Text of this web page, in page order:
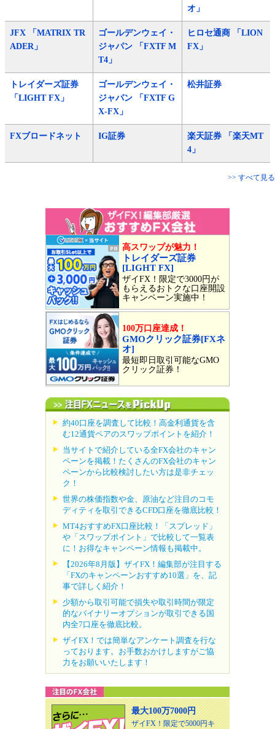
オ」
JFX 「MATRIX TR
ADER」
ゴールデンウェイ・
ジャパン 「FXTF M
T4」
ヒロセ通商 「LION
FX」
トレイダーズ証券
「LIGHT FX」
ゴールデンウェイ・
ジャパン 「FXTF G
X-FX」
松井証券
FXブロードネット IG証券
楽天証券 「楽天MT
4」
>> すべて見る
高スワップが魅力！
トレイダーズ証券
[LIGHT FX]
ザイFX！限定で3000円が
もらえるおトクな口座開設
キャンペーン実施中！
100万口座達成！
GMOクリック証券[FXネ
オ]
最短即日取引可能なGMO
クリック証券！
約40口座を調査して比較！高金利通貨を含
む12通貨ペアのスワップポイントを紹介！
当サイトで紹介している全FX会社のキャン
ペーンを掲載！たくさんのFX会社のキャン
ペーンから比較検討したい方は是非チェッ
ク！
世界の株価指数や金、原油など注目のコモ
ディティを取引できるCFD口座を徹底比較！
MT4おすすめFX口座比較！「スプレッド」
や「スワップポイント」で比較して一覧表
に！お得なキャンペーン情報も掲載中。
【2026年8月版】ザイFX！編集部が注目する
「FXのキャンペーンおすすめ10選」を、記
事で詳しく紹介！
少額から取引可能で損失や取引時間が限定
的なバイナリーオプションが取引できる国
内全7口座を徹底比較。
ザイFX！では簡単なアンケート調査を行な
っております。お手数おかけしますがご協
力をお願いいたします！
最大100万7000円
ザイFX！限定で5000円キ